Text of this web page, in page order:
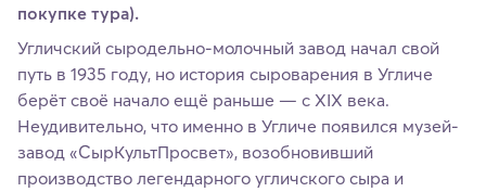
покупке тура).
Угличский сыродельно-молочный завод начал свой
путь в 1935 году, но история сыроварения в Угличе
берёт своё начало ещё раньше — с XIX века.
Неудивительно, что именно в Угличе появился музей-
завод «СырКультПросвет», возобновивший
производство легендарного угличского сыра и